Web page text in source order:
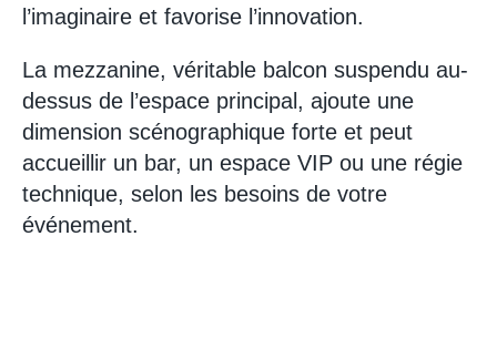
l’imaginaire et favorise l’innovation.
La mezzanine, véritable balcon suspendu au-
dessus de l’espace principal, ajoute une
dimension scénographique forte et peut
accueillir un bar, un espace VIP ou une régie
technique, selon les besoins de votre
événement.